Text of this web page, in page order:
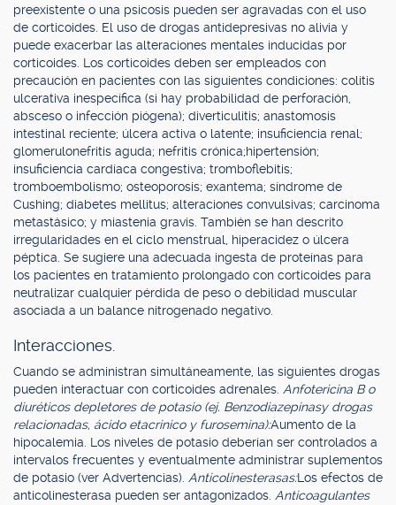
preexistente o una psicosis pueden ser agravadas con el uso
de corticoides. El uso de drogas antidepresivas no alivia y
puede exacerbar las alteraciones mentales inducidas por
corticoides. Los corticoides deben ser empleados con
precaución en pacientes con las siguientes condiciones: colitis
ulcerativa inespecífica (si hay probabilidad de perforación,
absceso o infección piógena); diverticulitis; anastomosis
intestinal reciente; úlcera activa o latente; insuficiencia renal;
glomerulonefritis aguda; nefritis crónica;hipertensión;
insuficiencia cardíaca congestiva; tromboflebitis;
tromboembolismo; osteoporosis; exantema; síndrome de
Cushing; diabetes mellitus; alteraciones convulsivas; carcinoma
metastásico; y miastenia gravis. También se han descrito
irregularidades en el ciclo menstrual, hiperacidez o úlcera
péptica. Se sugiere una adecuada ingesta de proteínas para
los pacientes en tratamiento prolongado con corticoides para
neutralizar cualquier pérdida de peso o debilidad muscular
asociada a un balance nitrogenado negativo.
Interacciones.
Cuando se administran simultáneamente, las siguientes drogas
pueden interactuar con corticoides adrenales. Anfotericina B o
diuréticos depletores de potasio (ej. Benzodiazepinasy drogas
relacionadas, ácido etacrinico y furosemina):Aumento de la
hipocalemia. Los niveles de potasio deberían ser controlados a
intervalos frecuentes y eventualmente administrar suplementos
de potasio (ver Advertencias). Anticolinesterasas:Los efectos de
anticolinesterasa pueden ser antagonizados. Anticoagulantes